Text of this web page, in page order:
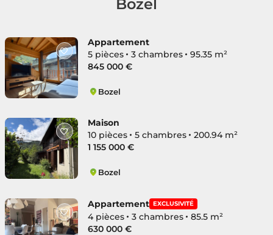
Bozel
Appartement
5 pièces
3 chambres
95.35 m²
845 000 €
Bozel
Maison
10 pièces
5 chambres
200.94 m²
1 155 000 €
Bozel
Appartement EXCLUSIVITÉ
4 pièces 3 chambres
85.5 m²
630 000 €